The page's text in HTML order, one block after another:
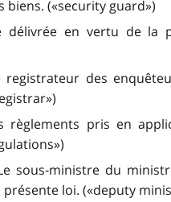
biens. («security guard»)
délivrée en vertu de la
registrateur des
règlements pris en
sous-ministre du
présente loi. («deputy